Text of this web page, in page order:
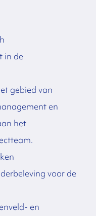
in de
gebied van
en
het
voor de
en